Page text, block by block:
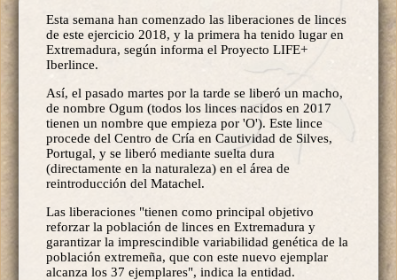
Esta semana han comenzado las liberaciones de linces
de este ejercicio 2018, y la primera ha tenido lugar en
Extremadura, según informa el Proyecto LIFE+
Iberlince.
Así, el pasado martes por la tarde se liberó un macho,
de nombre Ogum (todos los linces nacidos en 2017
tienen un nombre que empieza por 'O'). Este lince
procede del Centro de Cría en Cautividad de Silves,
Portugal, y se liberó mediante suelta dura
(directamente en la naturaleza) en el área de
reintroducción del Matachel.
Las liberaciones "tienen como principal objetivo
reforzar la población de linces en Extremadura y
garantizar la imprescindible variabilidad genética de la
población extremeña, que con este nuevo ejemplar
alcanza los 37 ejemplares", indica la entidad.